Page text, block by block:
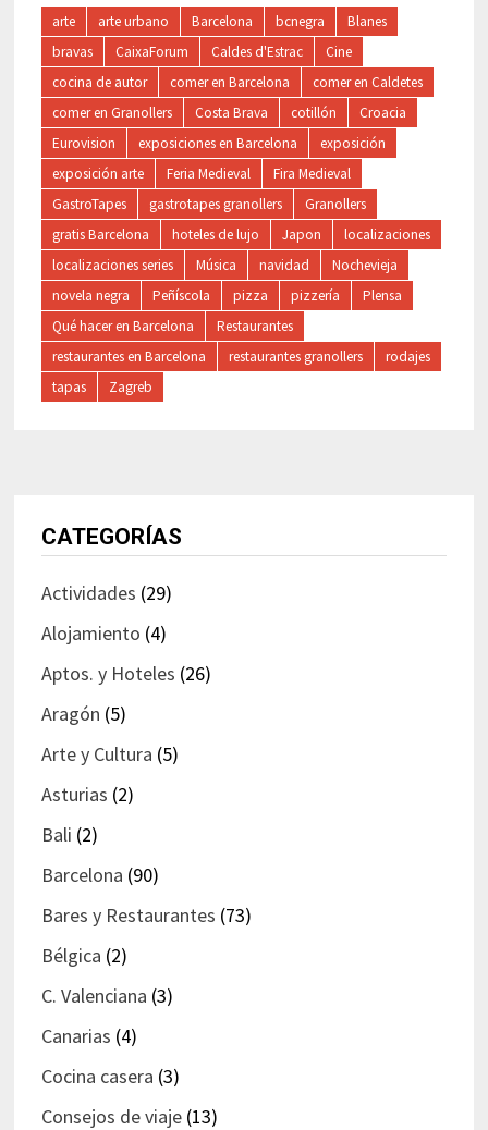
arte arte urbano Barcelona bcnegra
Blanes
bravas
CaixaForum Caldes d'Estrac
Cine
cocina de autor
comer en Barcelona
comer en Caldetes
comer en Granollers
Costa Brava cotillón
Croacia
Eurovision
exposiciones en Barcelona
exposición
exposición arte
Feria Medieval
Fira Medieval
GastroTapes
gastrotapes granollers
Granollers
gratis Barcelona
hoteles de lujo Japon
localizaciones
localizaciones series
Música navidad
Nochevieja
novela negra
Peñíscola pizza pizzería
Plensa
Qué hacer en Barcelona
Restaurantes
restaurantes en Barcelona
restaurantes granollers
rodajes
tapas
Zagreb
CATEGORÍAS
Actividades (29)
Alojamiento (4)
Aptos. y Hoteles (26)
Aragón (5)
Arte y Cultura (5)
Asturias (2)
Bali (2)
Barcelona (90)
Bares y Restaurantes (73)
Bélgica (2)
C. Valenciana (3)
Canarias (4)
Cocina casera (3)
Consejos de viaje(13)